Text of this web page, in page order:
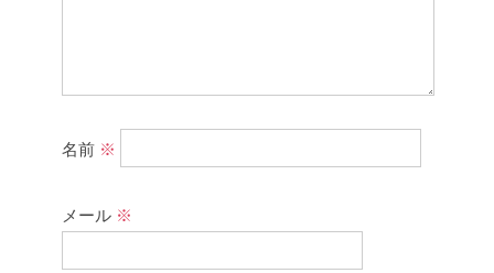
名前 ※
メール ※